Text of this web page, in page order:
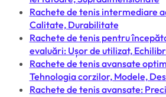
Rachete de tenis intermediare
Calitate, Durabilitate
Rachete de tenis pentru
evaluări: Ușor de utilizat,
Rachete de tenis avansate
Tehnologia corzilor, Modele,
Rachete de tenis avansate: